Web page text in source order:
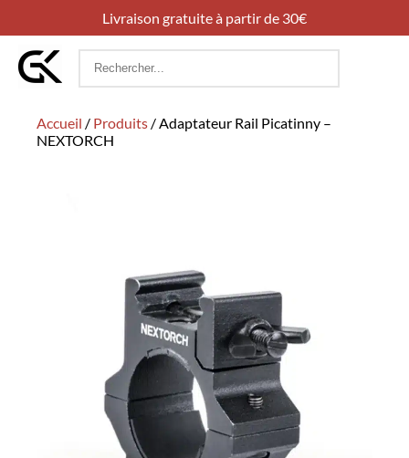
Livraison gratuite à partir de 30€
Rechercher
Accueil / Produits /Adaptateur Rail Picatinny –
NEXTORCH